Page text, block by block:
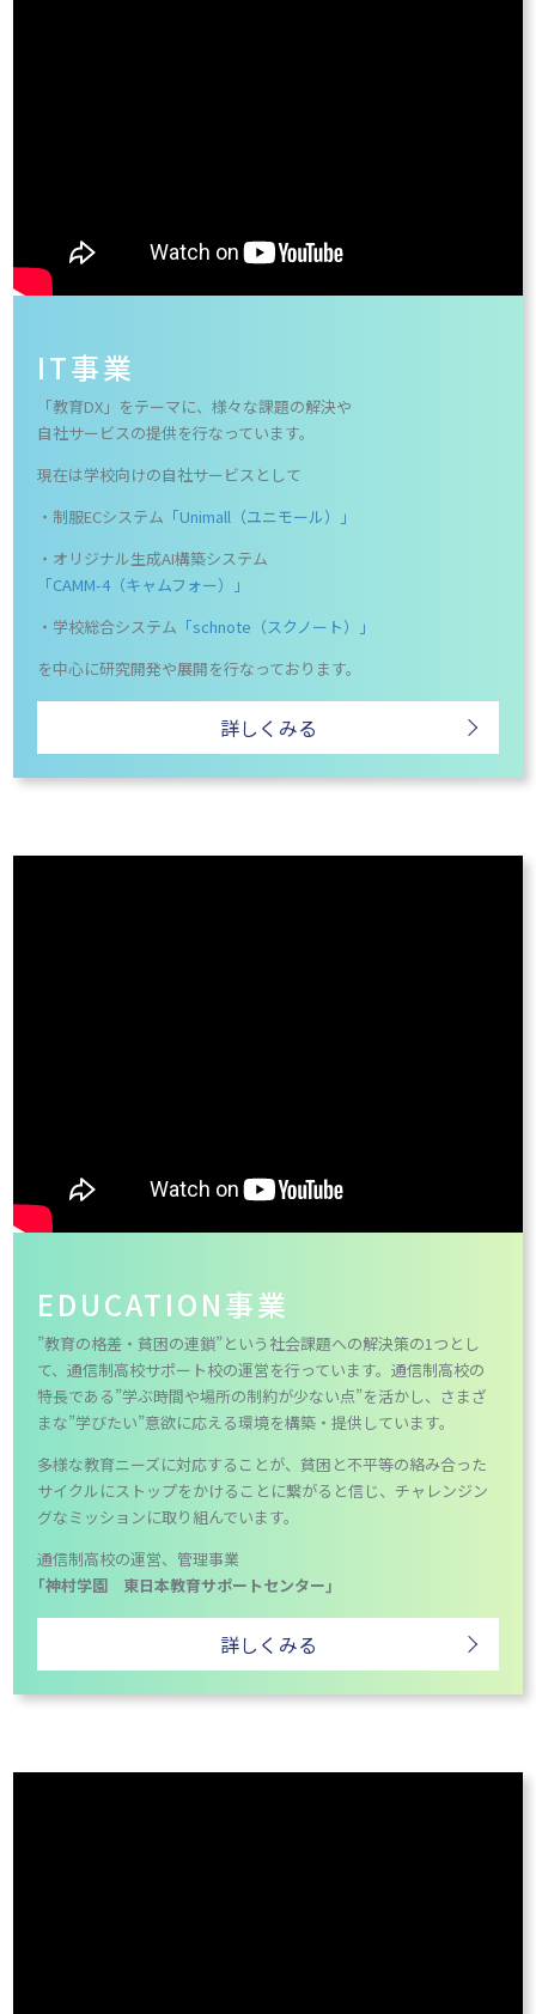
IT事業
「教育DX」をテーマに、様々な課題の解決や
自社サービスの提供を行なっています。
現在は学校向けの自社サービスとして
・制服ECシステム 「Unimall（ユニモール）」
・オリジナル生成AI構築システム
「CAMM-4（キャムフォー）」
・学校総合システム 「schnote（スクノート）」
を中心に研究開発や展開を行なっております。
詳しくみる
EDUCATION事業
”教育の格差・貧困の連鎖”という社会課題への解決策の1つとし
て、通信制高校サポート校の運営を行っています。通信制高校の
特長である”学ぶ時間や場所の制約が少ない点”を活かし、さまざ
まな”学びたい”意欲に応える環境を構築・提供しています。
多様な教育ニーズに対応することが、貧困と不平等の絡み合った
サイクルにストップをかけることに繋がると信じ、チャレンジン
グなミッションに取り組んでいます。
通信制高校の運営、管理事業
｢神村学園 東日本教育サポートセンター｣
詳しくみる